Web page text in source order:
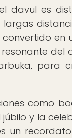
davul es
largas
en
del
para
como
y la
un